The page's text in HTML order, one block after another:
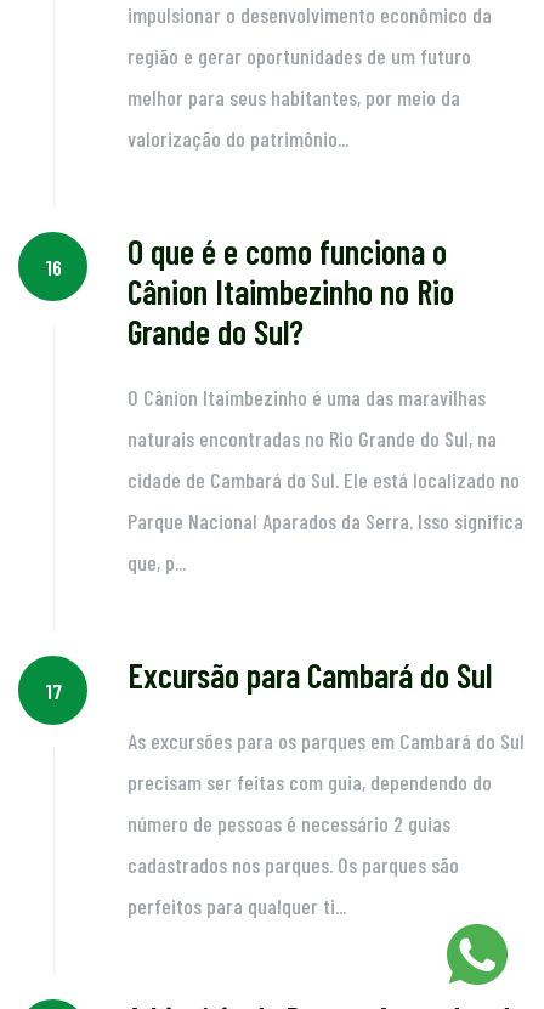
impulsionar o desenvolvimento econômico da
região e gerar oportunidades de um futuro
melhor para seus habitantes, por meio da
valorização do patrimônio...
16
O que é e como funciona o
Cânion Itaimbezinho no Rio
Grande do Sul?
O Cânion Itaimbezinho é uma das maravilhas
naturais encontradas no Rio Grande do Sul, na
cidade de Cambará do Sul. Ele está localizado no
Parque Nacional Aparados da Serra. Isso significa
que, p...
17 Excursão para Cambará do Sul
As excursões para os parques em Cambará do Sul
precisam ser feitas com guia, dependendo do
número de pessoas é necessário 2 guias
cadastrados nos parques. Os parques são
perfeitos para qualquer ti...